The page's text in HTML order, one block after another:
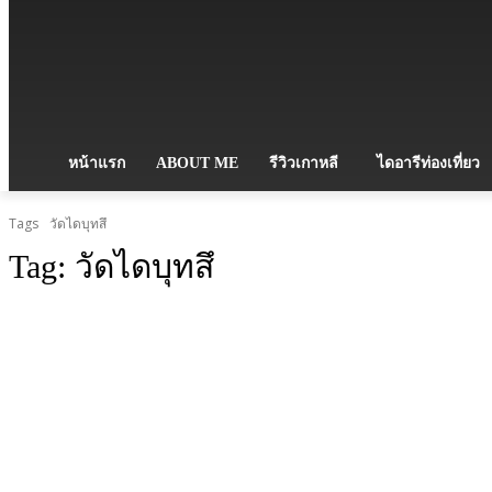
หน้าแรก ABOUT ME รีวิวเกาหลี ไดอารีท่องเที่ยว
Tags วัดไดบุทสึ
Tag: วัดไดบุทสึ